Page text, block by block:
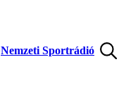
Nemzeti Sportrádió